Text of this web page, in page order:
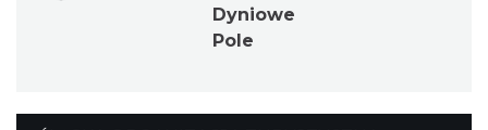
Dyniowe
Pole